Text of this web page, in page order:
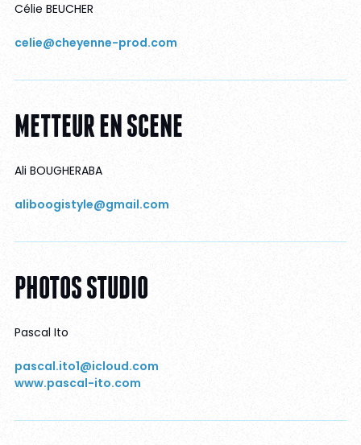
Célie BEUCHER
celie@cheyenne-prod.com
METTEUR EN SCENE
Ali BOUGHERABA
aliboogistyle@gmail.com
PHOTOS STUDIO
Pascal Ito
pascal.ito1@icloud.com
www.pascal-ito.com